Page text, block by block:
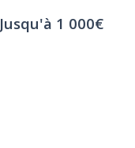
Jusqu'à 1 000€